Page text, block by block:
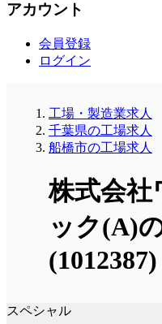
アカウント
会員登録
ログイン
工場・製造業求人
千葉県の工場求人
船橋市の工場求人
株式会社
ック(A)
(1012387)
スペシャル